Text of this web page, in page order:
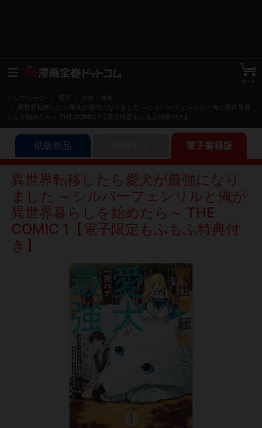
トップページ
少年・青年
異世界転移したら愛犬が最強になりました ～シルバーフェンリルと俺が異世界暮
らしを始めたら～ THE COMIC 1【電子限定もふもふ特典付き】
紙版新品 電子書籍版
異世界転移したら愛犬が最強になり
ました ～シルバーフェンリルと俺が
異世界暮らしを始めたら～ THE
COMIC 1【電子限定もふもふ特典付
き】